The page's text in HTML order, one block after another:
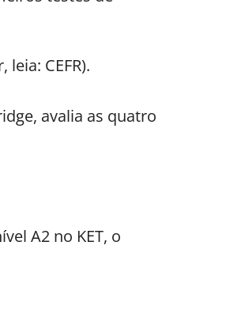
CEFR).
avalia as quatro
A2 no KET, o